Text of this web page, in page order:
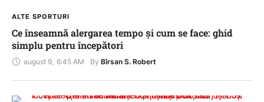
ALTE SPORTURI
Ce înseamnă alergarea tempo și cum se face: ghid
simplu pentru începători
august 9 6:45 AM By Bîrsan S. Robert